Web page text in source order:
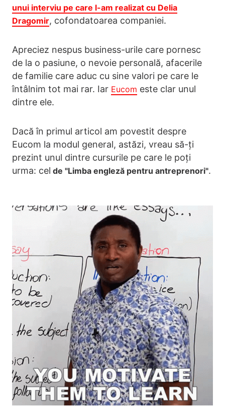
unui interviu pe care l-am realizat cu Delia
Dragomir, cofondatoarea companiei.
Apreciez nespus business-urile care pornesc
de la o pasiune, o nevoie personală, afacerile
de familie care aduc cu sine valori pe care le
întâlnim tot mai rar. Iar Eucom este clar unul
dintre ele.
Dacă în primul articol am povestit despre
Eucom la modul general, astăzi, vreau să-ți
prezint unul dintre cursurile pe care le poți
urma: cel de "Limba engleză pentru antreprenori".